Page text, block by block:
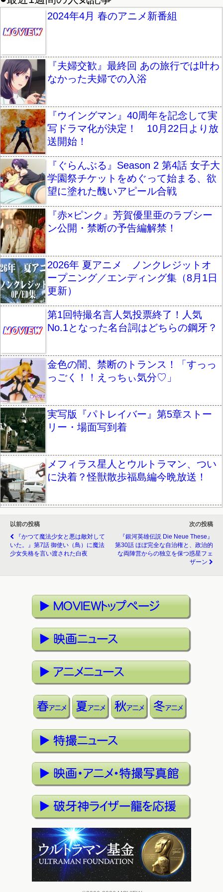
2024年4月 春のアニメ新番組
『夫婦交歓』最終回 あの旅行では叶わ
なかった夫婦での入浴
『ウイングマン』40周年を記念して実
写ドラマ化が決定！ 10月22日より放
送開始！
『ぐらんぶる』Season 2 第4話 女子大
学園祭チケットをめぐって始まる、欲
望に塗れた醜いアピール合戦
『赤×ピンク』芳賀優里亜のラブシー
ン公開・禁断の予告編解禁！
2026年 夏アニメ ノンクレジットオ
ープニング／エンディング集（8月1日
更新）
第1回特撮名言人気投票終了！人気
No.1となった名台詞はどちらの鋼牙？
金色の闇、禁断のトランス！「すっっ
っごく！！えっちぃ気分♡」
実写版『パトレイバー』第5章ストー
リー・場面写到着
メフィラス星人とウルトラマン、つい
に決着？怪獣散歩福島編今晩放送！
以前の投稿
『かつて魔法少女と悪は敵対して
いた。』第7話 御使い（鳥）に魔法
少女失格を言い渡された白夜
次の投稿
『銀河英雄伝説 Die Neue These』
第30話 ほぼ完全な自治権と、政治的
な両陣営からの独立を保つ惑星フェ
ザーン